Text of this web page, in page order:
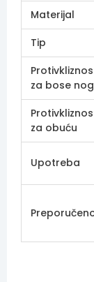
Materijal
Tip
za bose
za obuću
Upotreba